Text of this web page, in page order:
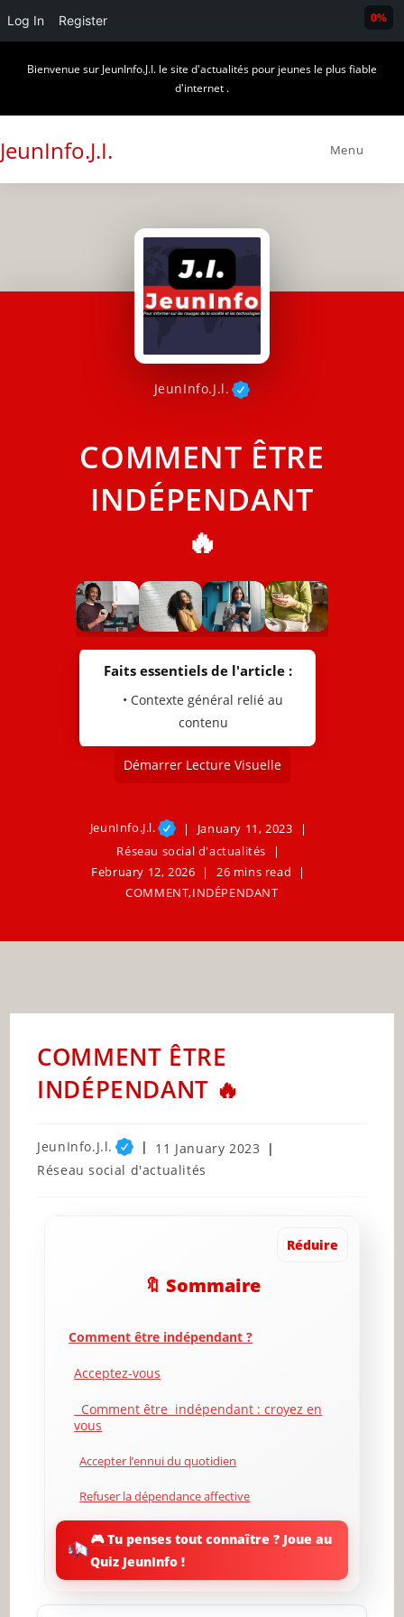
Log In Register
Bienvenue sur JeunInfo.J.I. le site d'actualités pour jeunes le plus fiable
d'internet .
JeunInfo.J.I. Menu
JeunInfo.J.l.
COMMENT ÊTRE
INDÉPENDANT
🔥
Faits essentiels de l'article :
• Contexte général relié au
contenu
Démarrer Lecture Visuelle
JeunInfo.J.l.
January 11, 2023
Réseau social d'actualités
February 12, 2026
26 mins read
COMMENT,INDÉPENDANT
COMMENT ÊTRE
INDÉPENDANT 🔥
Post
author:
JeunInfo.J.l.
Post
published:
11 January 2023
Post
Réseau social d'actualités
Réduire
🔖 Sommaire
Comment être indépendant ?
Acceptez-vous
Comment être indépendant : croyez en
vous
Accepter l’ennui du quotidien
Refuser la dépendance affective
Indépendant par la confiance en soi
Indépendant par l’évasion
Acceptez le monde
🎮 Tu penses tout connaître ? Joue au
Quiz JeunInfo !
0%